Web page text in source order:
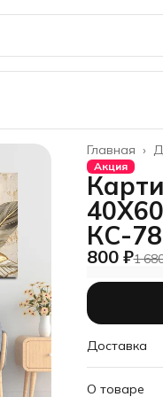
Главная ›
Акция
КС-
800 ₽1
Доставка
О товаре